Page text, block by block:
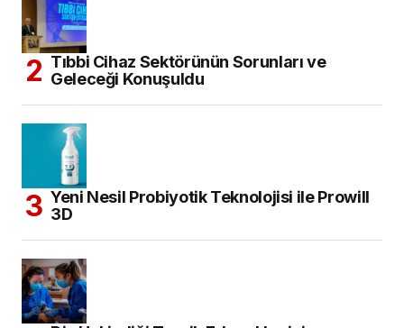
Tıbbi Cihaz Sektörünün Sorunları ve
Geleceği Konuşuldu
Yeni Nesil Probiyotik Teknolojisi ile Prowill
3D